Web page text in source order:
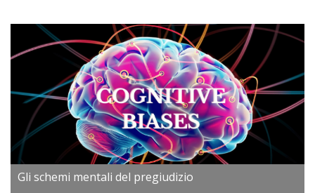
Gli schemi mentali del pregiudizio